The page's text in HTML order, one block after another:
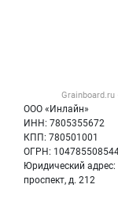
Grainboard.ru
ООО «Инлайн»
ИНН: 7805355672
КПП: 780501001
ОГРН:
Юридический адрес:
проспект, д. 212